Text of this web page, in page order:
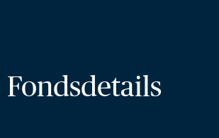
Fondsdetails